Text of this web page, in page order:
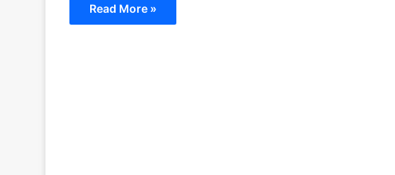
Read More »